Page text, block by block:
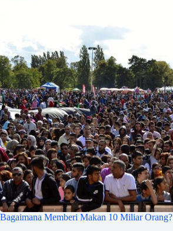
Bagaimana Memberi Makan 10 Miliar Orang?